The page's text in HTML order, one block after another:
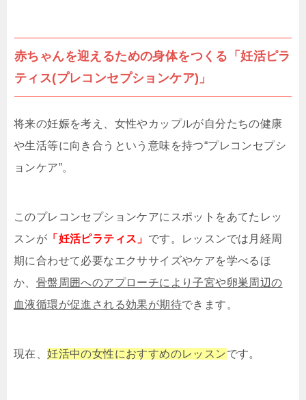
赤ちゃんを迎えるための身体をつくる「妊活ピラ
ティス(プレコンセプションケア)」
将来の妊娠を考え、女性やカップルが自分たちの健康
や生活等に向き合うという意味を持つ“プレコンセプシ
ョンケア”。
このプレコンセプションケアにスポットをあてたレッ
スンが 「妊活ピラティス」 です。レッスンでは月経周
期に合わせて必要なエクササイズやケアを学べるほ
か、 骨盤周囲へのアプローチにより子宮や卵巣周辺の
血液循環が促進される効果が期待できます。
現在、妊活中の女性におすすめのレッスンです。